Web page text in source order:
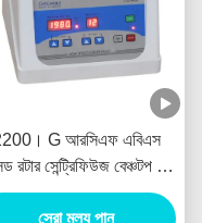
G আরসিএফ এবিএস
রটার সেন্ট্রিফিউজ বেঞ্চটপ লো
স্পিড 15 মিলি টিউব
সেরা মূল্য পান